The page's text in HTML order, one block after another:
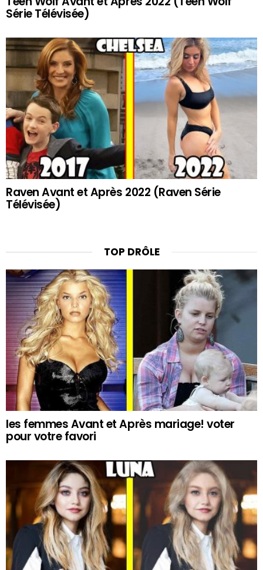
Série Télévisée)
Raven Avant et Après 2022 (Raven Série
Télévisée)
TOP DRÔLE
les femmes Avant et Après mariage! voter
pour votre favori